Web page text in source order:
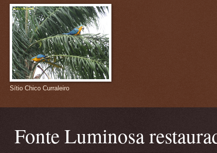
Sítio Chico Curraleiro
Fonte Luminosa